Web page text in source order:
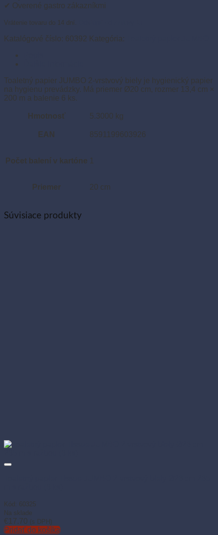
biely
cm
cm
200
m
ks)
✔ Overené gastro zákazníkmi
Vrátenie tovaru do 14 dní.
Katalógové číslo: 60392 Kategória:
Toaletný papier JUMBO 2-vrstvový biely je hygienický papier
na hygienu prevádzky. Má priemer Ø20 cm, rozmer 13,4 cm ×
200 m a balenie 6 ks.
Hmotnosť 5.3000 kg
EAN 8591199603926
Počet balení v kartóne 1
Priemer 20 cm
Súvisiace produkty
Kód: 60325
Na sklade
€17.70 (s DPH)
Pridať do košíka